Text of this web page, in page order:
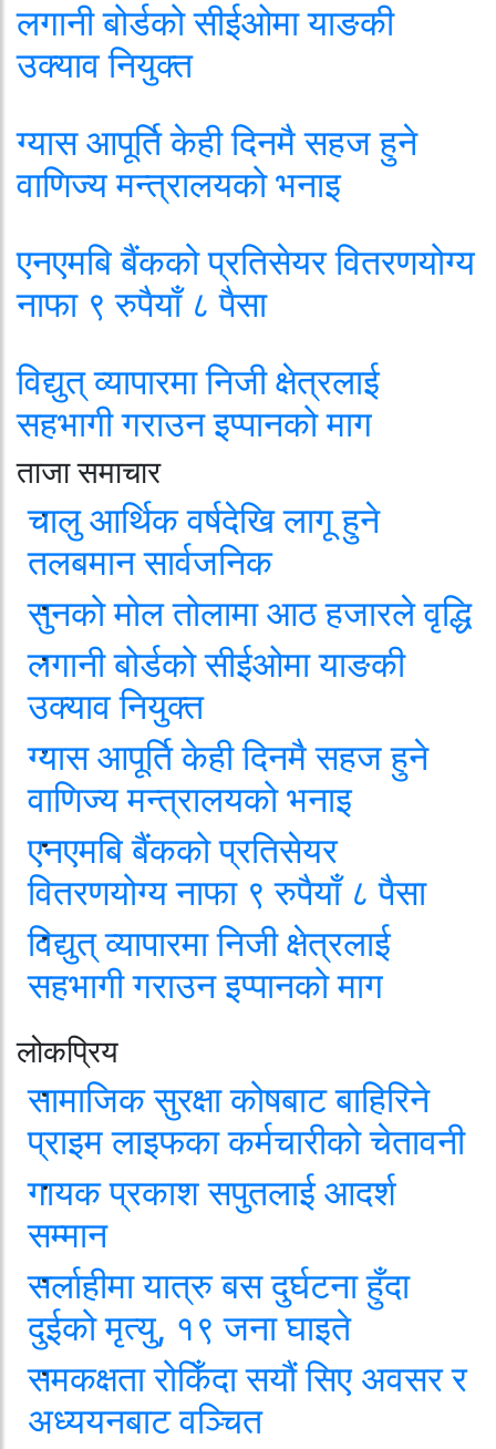
लगानी बोर्डको सीईओमा याङकी
उक्याव नियुक्त
ग्यास आपूर्ति केही दिनमै सहज हुने
वाणिज्य मन्त्रालयको भनाइ
एनएमबि बैंकको प्रतिसेयर वितरणयोग्य
नाफा ९ रुपैयाँ ८ पैसा
विद्युत् व्यापारमा निजी क्षेत्रलाई
सहभागी गराउन इप्पानको माग
ताजा समाचार
चालु आर्थिक वर्षदेखि लागू हुने
तलबमान सार्वजनिक
सुनको मोल तोलामा आठ हजारले वृद्धि
लगानी बोर्डको सीईओमा याङकी
उक्याव नियुक्त
ग्यास आपूर्ति केही दिनमै सहज हुने
वाणिज्य मन्त्रालयको भनाइ
एनएमबि बैंकको प्रतिसेयर
वितरणयोग्य नाफा ९ रुपैयाँ ८ पैसा
विद्युत् व्यापारमा निजी क्षेत्रलाई
सहभागी गराउन इप्पानको माग
लोकप्रिय
सामाजिक सुरक्षा कोषबाट बाहिरिने
प्राइम लाइफका कर्मचारीको चेतावनी
गायक प्रकाश सपुतलाई आदर्श
सम्मान
सर्लाहीमा यात्रु बस दुर्घटना हुँदा
दुईको मृत्यु, १९ जना घाइते
समकक्षता रोकिँदा सयौं सिए अवसर र
अध्ययनबाट वञ्चित